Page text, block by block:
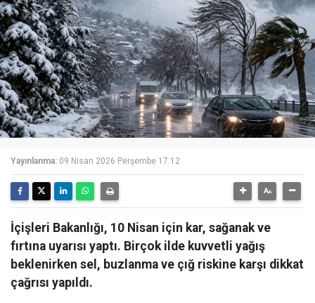
Yayınlanma: 09 Nisan 2026 Perşembe 17:12
İçişleri Bakanlığı, 10 Nisan için kar, sağanak ve
fırtına uyarısı yaptı. Birçok ilde kuvvetli yağış
beklenirken sel, buzlanma ve çığ riskine karşı dikkat
çağrısı yapıldı.